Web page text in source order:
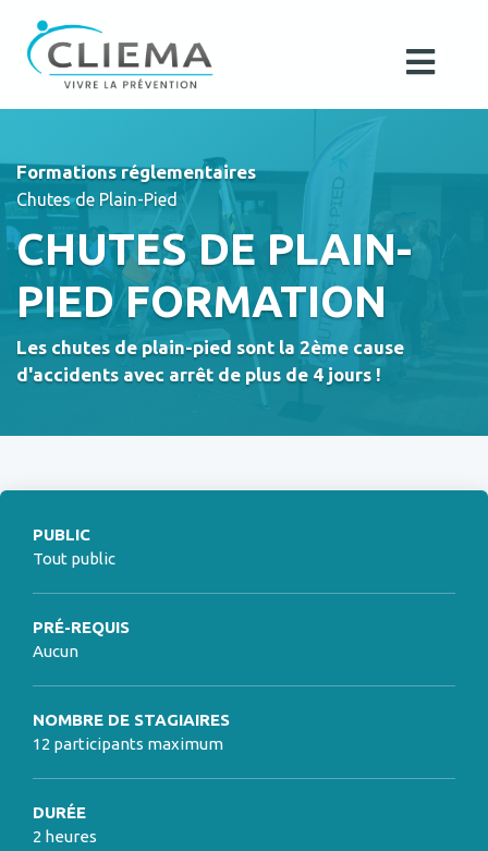
Formations réglementaires
Chutes de Plain-Pied
CHUTES DE PLAIN-
PIED FORMATION
Les chutes de plain-pied sont la 2ème cause
d'accidents avec arrêt de plus de 4 jours !
PUBLIC
Tout public
PRÉ-REQUIS
Aucun
NOMBRE DE STAGIAIRES
12 participants maximum
DURÉE
2 heures